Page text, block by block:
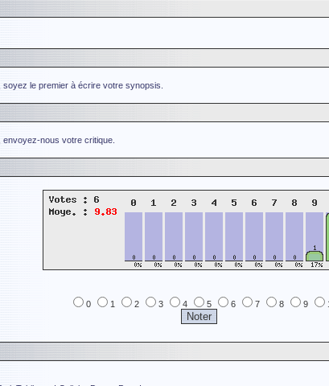
le premier à écrire votre synopsis.
envoyez-nous votre critique.
0
1 2 3 4 5 6 7 8 9